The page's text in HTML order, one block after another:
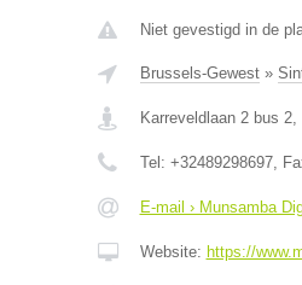
Niet gevestigd in de
Brussels-Gewest»
Karreveldlaan 2 bus 2,
Tel: +32489298697,
E-mail › Munsamba
Website: https://